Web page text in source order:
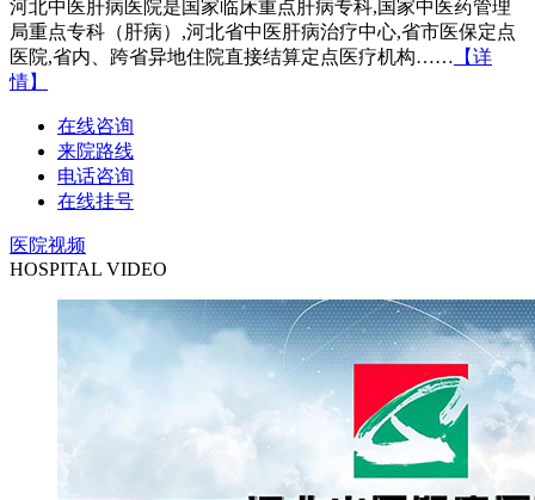
河北中医肝病医院是国家临床重点肝病专科,国家中医药管理
局重点专科（肝病）,河北省中医肝病治疗中心,省市医保定点
医院,省内、跨省异地住院直接结算定点医疗机构…… 【详
情】
在线咨询
来院路线
电话咨询
在线挂号
医院视频
HOSPITAL VIDEO